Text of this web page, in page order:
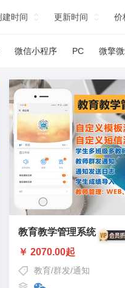
建时间 更新时间 价
微信小程序 PC 微擎
教育教学管理系统
￥ 2070.00起
教育/群发/通知